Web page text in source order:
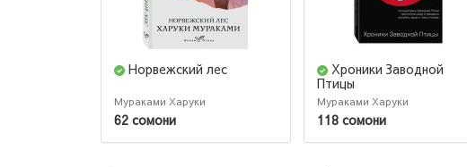
Норвежский лес
Мураками Харуки
62 сомони
Хроники Заводной
Птицы
Мураками Харуки
118 сомони